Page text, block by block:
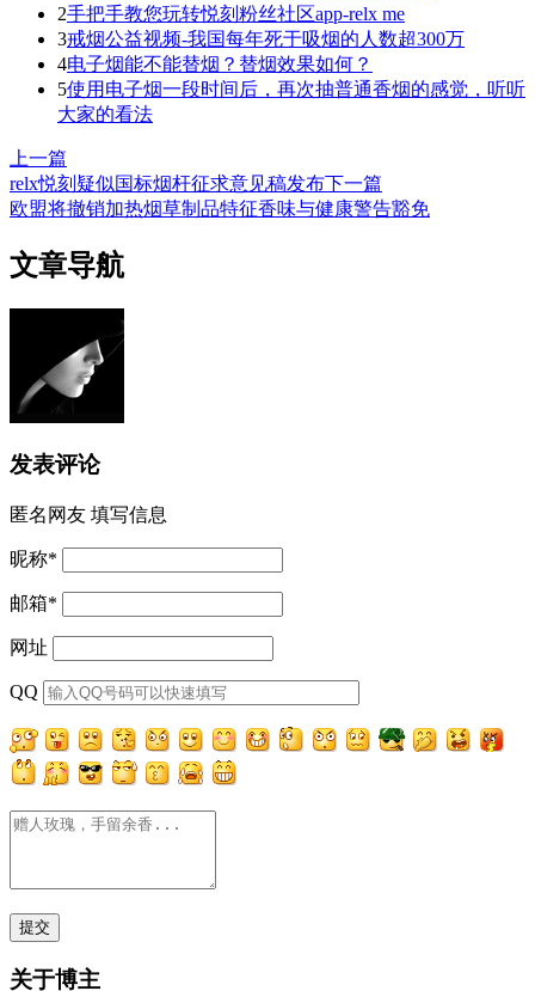
2手把手教您玩转悦刻粉丝社区app-relx me
3戒烟公益视频-我国每年死于吸烟的人数超300万
4电子烟能不能替烟？替烟效果如何？
5使用电子烟一段时间后，再次抽普通香烟的感觉，听听
大家的看法
上一篇
relx悦刻疑似国标烟杆征求意见稿发布下一篇
欧盟将撤销加热烟草制品特征香味与健康警告豁免
文章导航
发表评论
匿名网友 填写信息
昵称*
邮箱*
网址
QQ
关于博主